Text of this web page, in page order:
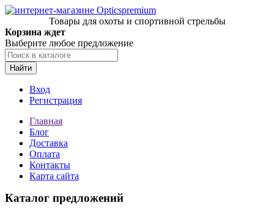
Товары для охоты и спортивной стрельбы
Корзина ждет
Выберите любое предложение
Найти
Вход
Регистрация
Главная
Блог
Доставка
Оплата
Контакты
Карта сайта
Каталог предложений